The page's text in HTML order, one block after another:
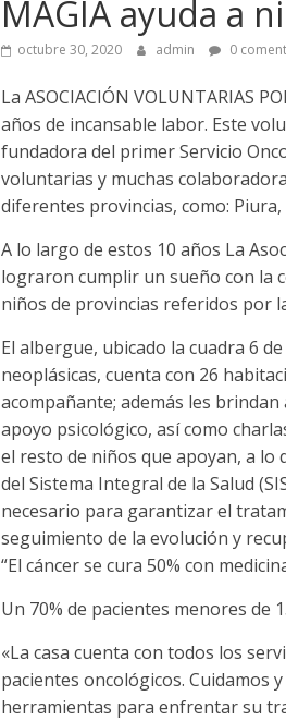
MAGIA ayuda a
octubre 30, 2020 admin 0
La ASOCIACIÓN VOLUNTARIAS
años de incansable labor. Este
fundadora del primer Servicio
voluntarias y muchas
diferentes provincias, como: Piura,
A lo largo de estos 10 años La
lograron cumplir un sueño con la
niños de provincias referidos por
El albergue, ubicado la cuadra 6
neoplásicas, cuenta con 26
acompañante; además les
apoyo psicológico, así como
el resto de niños que apoyan, a
del Sistema Integral de la Salud
necesario para garantizar el
seguimiento de la evolución y
“El cáncer se cura 50% con
Un 70% de pacientes menores de
«La casa cuenta con todos los
pacientes oncológicos. Cuidamos
herramientas para enfrentar su